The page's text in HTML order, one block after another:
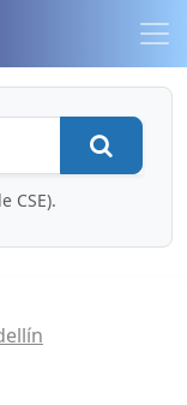
CSE).